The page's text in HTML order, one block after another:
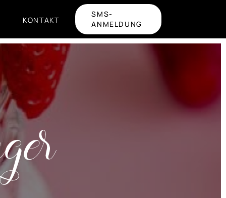
KONTAKT
SMS-
ANMELDUNG